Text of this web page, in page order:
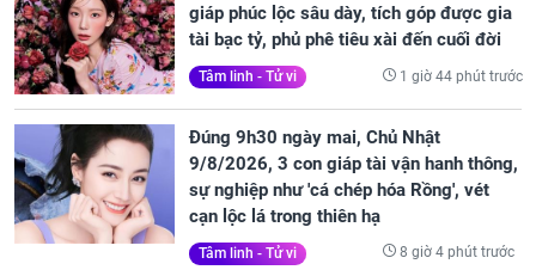
giáp phúc lộc sâu dày, tích góp được gia
tài bạc tỷ, phủ phê tiêu xài đến cuối đời
Tâm linh - Tử vi 1 giờ 44 phút trước
Đúng 9h30 ngày mai, Chủ Nhật
9/8/2026, 3 con giáp tài vận hanh thông,
sự nghiệp như 'cá chép hóa Rồng', vét
cạn lộc lá trong thiên hạ
Tâm linh - Tử vi 8 giờ 4 phút trước